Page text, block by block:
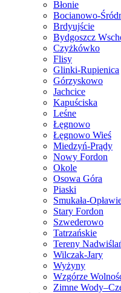
Błonie
Bocianowo-
Brdyujście
Bydgoszcz
Czyżkówko
Flisy
Glinki-Rupienica
Górzyskowo
Jachcice
Kapuściska
Leśne
Łęgnowo
Łęgnowo Wieś
Miedzyń-Prądy
Nowy Fordon
Okole
Osowa Góra
Piaski
Smukała-
Stary Fordon
Szwederowo
Tatrzańskie
Tereny
Wilczak-Jary
Wyżyny
Wzgórze
Zimne